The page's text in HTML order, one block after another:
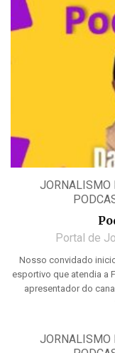
JORNALISMO
Portal de
Nosso convidado
esportivo que atendia a
apresentador do
JORNALISMO